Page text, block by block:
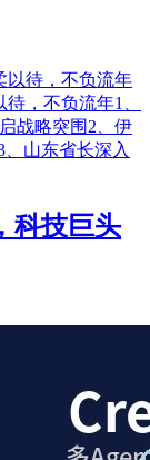
，不负流年1、
战略突围2、伊
山东省长深入
科技巨头